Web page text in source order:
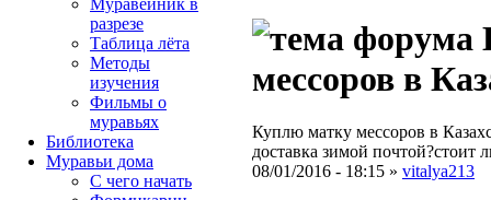
мессоров в
Куплю матку мессоров в
доставка зимой почтой?стоит
08/01/2016 - 18:15 » vitalya213
Муравейник в
разрезе
Таблица лёта
Методы
изучения
Фильмы о
муравьях
Библиотека
Муравьи дома
С чего начать